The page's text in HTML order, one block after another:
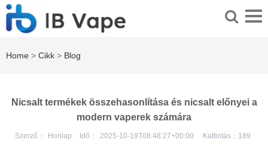
Home > Cikk > Blog
Nicsalt termékek összehasonlítása és nicsalt előnyei a
modern vaperek számára
Szerző： Honlap Idő： 2025-10-19T08:48:27+00:00 Kattintás： 189